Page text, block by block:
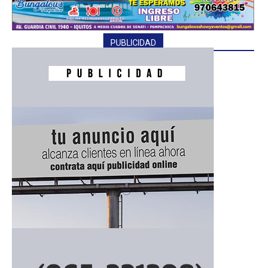
━ Planes
PUBLICIDAD